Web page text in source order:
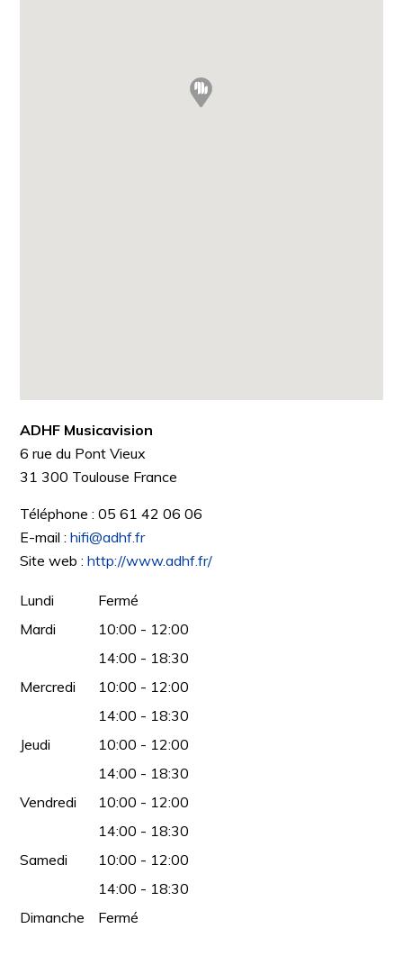
ADHF Musicavision
6 rue du Pont Vieux
31 300 Toulouse France
Téléphone :05 61 42 06 06
E-mail :hifi@adhf.fr
Site web :http://www.adhf.fr/
Lundi
Fermé
Mardi
10:00 - 12:00
14:00 - 18:30
Mercredi
10:00 - 12:00
14:00 - 18:30
Jeudi
10:00 - 12:00
14:00 - 18:30
Vendredi
10:00 - 12:00
14:00 - 18:30
Samedi
10:00 - 12:00
14:00 - 18:30
Dimanche
Fermé